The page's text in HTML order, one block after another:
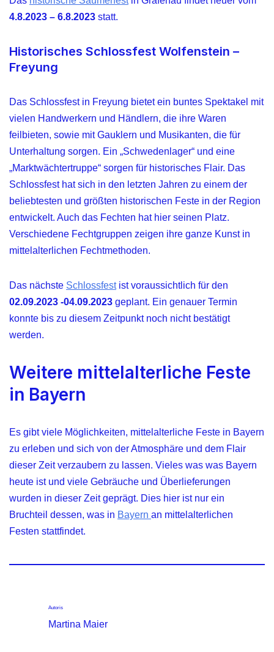
4.8.2023 – 6.8.2023 statt.
Historisches Schlossfest Wolfenstein –
Freyung
Das Schlossfest in Freyung bietet ein buntes Spektakel mit
vielen Handwerkern und Händlern, die ihre Waren
feilbieten, sowie mit Gauklern und Musikanten, die für
Unterhaltung sorgen. Ein „Schwedenlager“ und eine
„Marktwächtertruppe“ sorgen für historisches Flair. Das
Schlossfest hat sich in den letzten Jahren zu einem der
beliebtesten und größten historischen Feste in der Region
entwickelt. Auch das Fechten hat hier seinen Platz.
Verschiedene Fechtgruppen zeigen ihre ganze Kunst in
mittelalterlichen Fechtmethoden.
Das nächste Schlossfestist voraussichtlich für den
02.09.2023 -04.09.2023 geplant. Ein genauer Termin
konnte bis zu diesem Zeitpunkt noch nicht bestätigt
werden.
Weitere mittelalterliche Feste
in Bayern
Es gibt viele Möglichkeiten, mittelalterliche Feste in Bayern
zu erleben und sich von der Atmosphäre und dem Flair
dieser Zeit verzaubern zu lassen. Vieles was was Bayern
heute ist und viele Gebräuche und Überlieferungen
wurden in dieser Zeit geprägt. Dies hier ist nur ein
Bruchteil dessen, was in Bayern an mittelalterlichen
Festen stattfindet.
Autoris
Martina Maier